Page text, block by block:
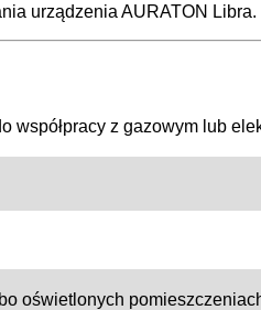
urządzenia AURATON Libra.
z gazowym lub
oświetlonych